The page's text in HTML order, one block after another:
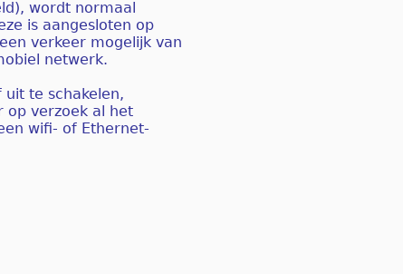
wordt normaal
is aangesloten op
verkeer mogelijk van
netwerk.
te schakelen,
op verzoek al het
wifi- of Ethernet-